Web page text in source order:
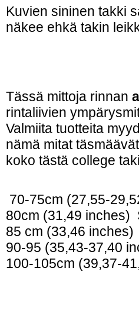
Kuvien sininen takki
näkee ehkä takin
Tässä mittoja rinnan
rintaliivien
Valmiita tuotteita
nämä mitat
koko tästä college
70-75cm (27,55-
80cm (31,49 inches)
85 cm (33,46
90-95 (35,43-37,40
100-105cm (39,37-